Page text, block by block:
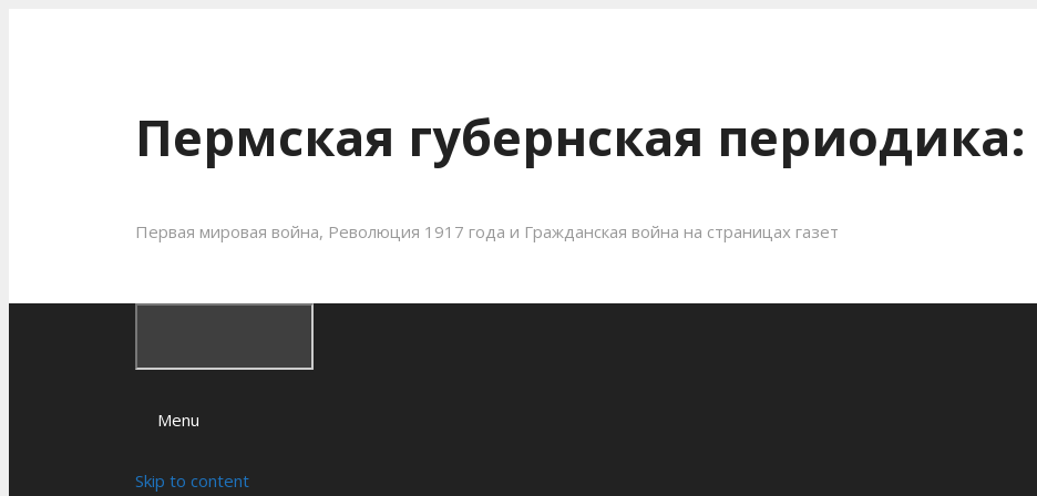
Пермская губернская периодика:
Первая мировая война, Революция 1917 года и Гражданская война на страницах газет
Menu
Skip to content